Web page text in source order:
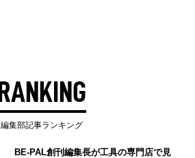
RANKING
編集部記事ランキング
BE-PAL創刊編集長が工具の専門店で見